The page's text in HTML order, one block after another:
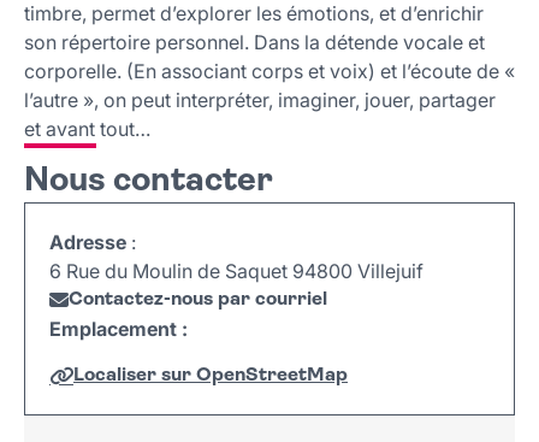
timbre, permet d’explorer les émotions, et d’enrichir
son répertoire personnel. Dans la détende vocale et
corporelle. (En associant corps et voix) et l’écoute de «
l’autre », on peut interpréter, imaginer, jouer, partager
et avant tout…
Nous contacter
Adresse :
6 Rue du Moulin de Saquet 94800 Villejuif
Contactez-nous par courriel
Emplacement :
Localiser sur OpenStreetMap
+
Leaflet